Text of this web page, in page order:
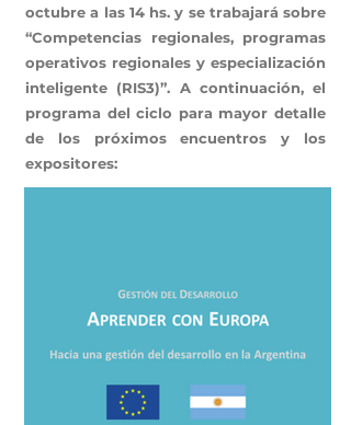
octubre a las 14 hs. y se trabajará sobre
“Competencias regionales, programas
operativos regionales y especialización
inteligente (RIS3)”. A continuación, el
programa del ciclo para mayor detalle
de los próximos encuentros y los
expositores: